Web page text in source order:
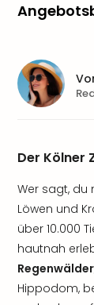
Der Kölner
Wer sagt, du
Löwen und
über 10.000
hautnah
Regenwälder
Hippodom,